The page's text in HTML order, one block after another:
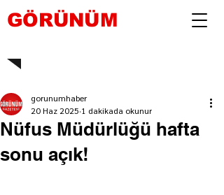
GÖRÜNÜM
Nüfus Müdürlüğü hafta
sonu açık!
gorunumhaber
20 Haz 2025 1 dakikada okunur